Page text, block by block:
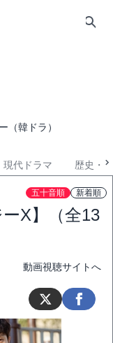
（韓ドラ）
現代ドラマ 歴史・
五十音順 新着順
X】（全13
動画視聴サイトへ